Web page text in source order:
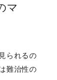
マ
られるの
難治性の